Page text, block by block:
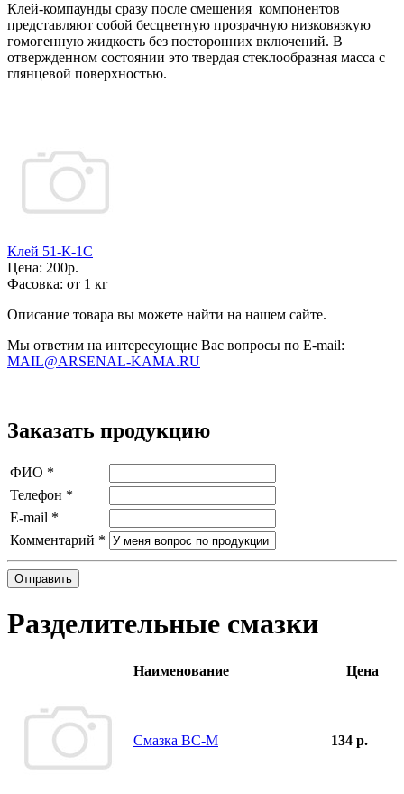
Клей-компаунды сразу после смешения компонентов
представляют собой бесцветную прозрачную низковязкую
гомогенную жидкость без посторонних включений. В
отвержденном состоянии это твердая стеклообразная масса с
глянцевой поверхностью.
Клей 51-К-1С
Цена: 200р.
Фасовка: от 1 кг
Описание товара вы можете найти на нашем сайте.
Мы ответим на интересующие Вас вопросы по E-mail:
MAIL@ARSENAL-KAMA.RU
Заказать продукцию
ФИО *
Телефон *
E-mail *
Комментарий *
Отправить
Разделительные смазки
Наименование Цена
Смазка ВС-М 134 р.